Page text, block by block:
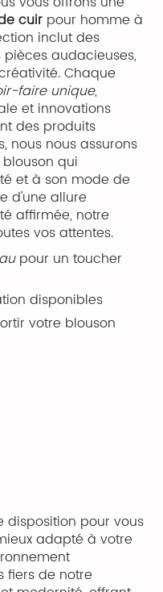
cuirpour homme à
inclut des
audacieuses,
Chaque
faire unique,
et innovations
des produits
nous nous assurons
qui
et à son mode de
d'une allure
affirmée, notre
vos attentes.
pour un toucher
disponibles
votre blouson
disposition pour vous
adapté à votre
fiers de notre